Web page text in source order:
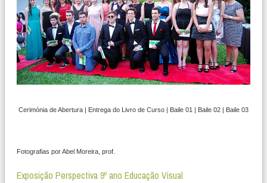
Cerimónia de Abertura | Entrega do Livro de Curso | Baile 01 | Baile 02 | Baile 03
Fotografias por Abel Moreira, prof.
Exposição Perspectiva 9º ano Educação Visual